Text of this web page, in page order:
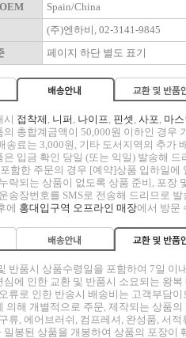
Spain/China
(주)엔하비, 02-3141-9845
페이지 하단 별도 표기
접착제 , 니퍼 , 나이프, 핀셋 , 사포, 마스
의 총합계금액이 50,000원 이하인 경우
송료는 3,000원, 기타 도서지역의 추가
은 입금 확인 당일 (또는 익일) 발송해
함한 주문의 경우 [예약]상품 입하일
락되는 상품이 없도록 상품 준비, 포장
송장번호를 SMS로 전송해 드리므로
에 홍대입구역 오프라인 매장에서 방문
반품시 상품수령일을 포함하여 7일 이내
심에 인한 교환 및 반품시 소요되는 왕
류로 인한 반송시 배송비는 고객부담
의해 개별적으로 주문, 제작되는 상품
류, 에어브러쉬, 컴프레셔, 완성품, 서
밀봉된 상품을 개봉하여 상품의 포장이